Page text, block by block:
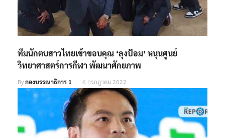
ทีมนักตบสาวไทยเข้าขอบคุณ ‘ลุงป้อม’ หนุนศูนย์
วิทยาศาสตร์การกีฬา พัฒนาศักยภาพ
Byกองบรรณาธิการ 1 6 กรกฎาคม 2022